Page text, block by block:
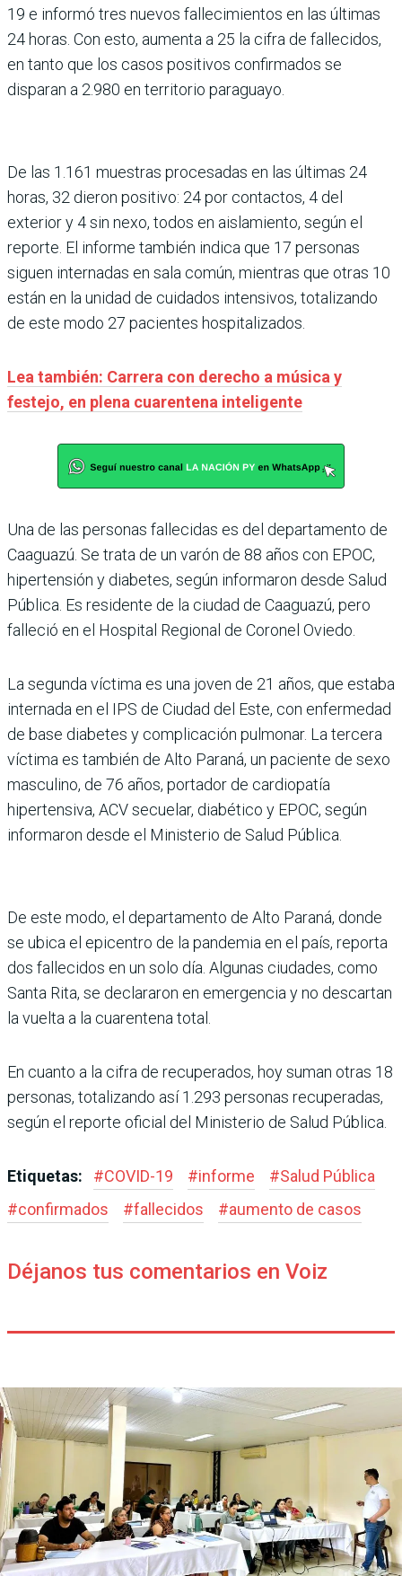
19 e informó tres nuevos fallecimientos en las últimas
24 horas. Con esto, aumenta a 25 la cifra de fallecidos,
en tanto que los casos positivos confirmados se
disparan a 2.980 en territorio paraguayo.
De las 1.161 muestras procesadas en las últimas 24
horas, 32 dieron positivo: 24 por contactos, 4 del
exterior y 4 sin nexo, todos en aislamiento, según el
reporte. El informe también indica que 17 personas
siguen internadas en sala común, mientras que otras 10
están en la unidad de cuidados intensivos, totalizando
de este modo 27 pacientes hospitalizados.
Lea también: Carrera con derecho a música y
festejo, en plena cuarentena inteligente
Una de las personas fallecidas es del departamento de
Caaguazú. Se trata de un varón de 88 años con EPOC,
hipertensión y diabetes, según informaron desde Salud
Pública. Es residente de la ciudad de Caaguazú, pero
falleció en el Hospital Regional de Coronel Oviedo.
La segunda víctima es una joven de 21 años, que estaba
internada en el IPS de Ciudad del Este, con enfermedad
de base diabetes y complicación pulmonar. La tercera
víctima es también de Alto Paraná, un paciente de sexo
masculino, de 76 años, portador de cardiopatía
hipertensiva, ACV secuelar, diabético y EPOC, según
informaron desde el Ministerio de Salud Pública.
De este modo, el departamento de Alto Paraná, donde
se ubica el epicentro de la pandemia en el país, reporta
dos fallecidos en un solo día. Algunas ciudades, como
Santa Rita, se declararon en emergencia y no descartan
la vuelta a la cuarentena total.
En cuanto a la cifra de recuperados, hoy suman otras 18
personas, totalizando así 1.293 personas recuperadas,
según el reporte oficial del Ministerio de Salud Pública.
Etiquetas: #COVID-19 #informe #Salud Pública
#confirmados #fallecidos #aumento de casos
Déjanos tus comentarios en Voiz